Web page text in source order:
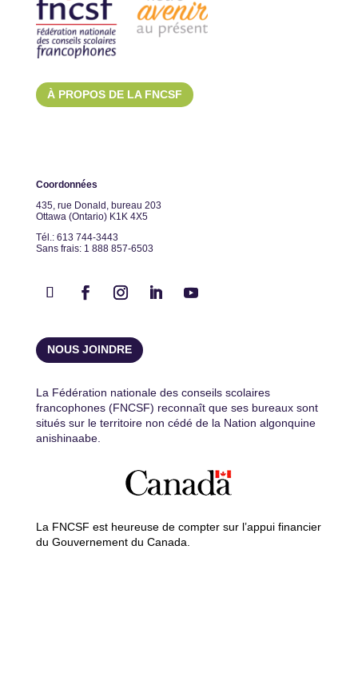
À PROPOS DE LA FNCSF
Coordonnées
435, rue Donald, bureau 203
Ottawa (Ontario) K1K 4X5
Tél.: 613 744-3443
Sans frais: 1 888 857-6503
NOUS JOINDRE
La Fédération nationale des conseils scolaires
francophones (FNCSF) reconnaît que ses bureaux sont
situés sur le territoire non cédé de la Nation algonquine
anishinaabe.
La FNCSF est heureuse de compter sur l’appui financier
du Gouvernement du Canada.